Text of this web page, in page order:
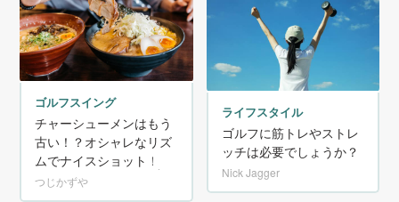
ゴルフスイング
チャーシューメンはもう
古い！？オシャレなリズ
ムでナイスショット！
つじかずや
ライフスタイル
ゴルフに筋トレやストレ
ッチは必要でしょうか？
Nick Jagger